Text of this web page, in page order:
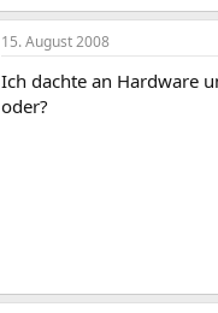
15. August 2008
Ich dachte an Hardware
oder?